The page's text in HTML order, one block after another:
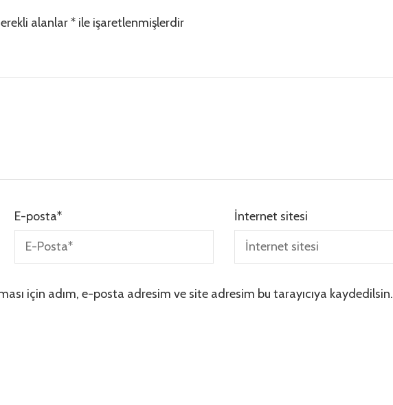
alanlar* ile işaretlenmişlerdir
E-posta* İnternet sitesi
için adım, e-posta adresim ve site adresim bu tarayıcıya kaydedilsin.